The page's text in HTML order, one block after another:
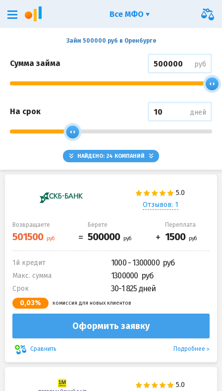
Займ 500000 руб в Оренбурге
Сумма займа руб
На срок дней
НАЙДЕНО: 24 КОМПАНИЙ
Отзывов: 1
Возвращаете Берете Переплата
1й кредит 1000 - 1300000
Макс. сумма 1300000
Срок 30-1 825 дней
0,03% комиссия для новых клиентов
Оформить заявку
Сравнить Подробнее
Все МФО